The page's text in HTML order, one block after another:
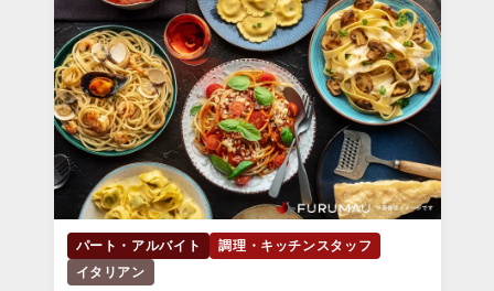
パート・アルバイト
調理・キッチンスタッフ
イタリアン